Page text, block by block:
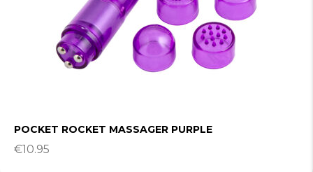
POCKET ROCKET MASSAGER PURPLE
€10.95